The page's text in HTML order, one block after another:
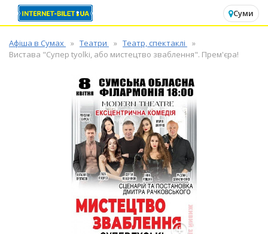
Суми
Афіша в Сумах Театри
Театр, спектаклі
Вистава "Супер tyolki, або мистецтво зваблення". Прем'єра!